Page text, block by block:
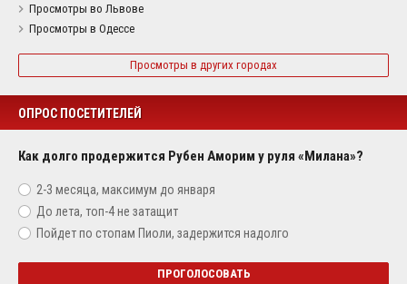
Просмотры во Львове
Просмотры в Одессе
Просмотры в других городах
ОПРОС ПОСЕТИТЕЛЕЙ
Как долго продержится Рубен Аморим у руля «Милана»?
2-3 месяца, максимум до января
До лета, топ-4 не затащит
Пойдет по стопам Пиоли, задержится надолго
ПРОГОЛОСОВАТЬ